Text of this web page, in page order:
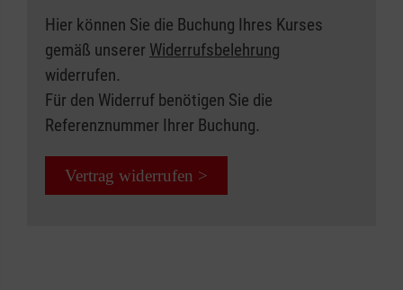
Hier können Sie die Buchung Ihres Kurses
gemäß unserer Widerrufsbelehrung
widerrufen.
Für den Widerruf benötigen Sie die
Referenznummer Ihrer Buchung.
Vertrag widerrufen >